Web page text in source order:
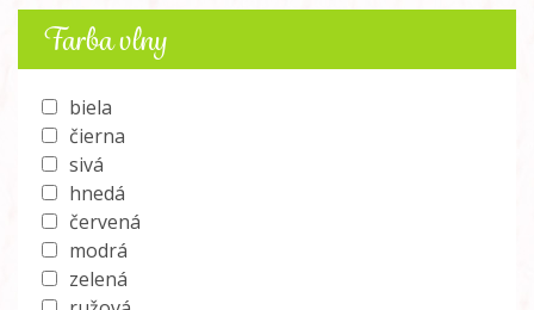
Farba vlny
biela
čierna
sivá
hnedá
červená
modrá
zelená